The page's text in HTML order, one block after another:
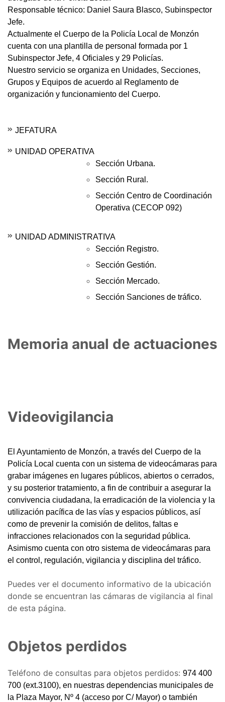
Responsable técnico: Daniel Saura Blasco, Subinspector
Jefe.
Actualmente el Cuerpo de la Policía Local de Monzón
cuenta con una plantilla de personal formada por 1
Subinspector Jefe, 4 Oficiales y 29 Policías.
Nuestro servicio se organiza en Unidades, Secciones,
Grupos y Equipos de acuerdo al Reglamento de
organización y funcionamiento del Cuerpo.
JEFATURA
UNIDAD OPERATIVA
Sección Urbana.
Sección Rural.
Sección Centro de Coordinación
Operativa (CECOP 092)
UNIDAD ADMINISTRATIVA
Sección Registro.
Sección Gestión.
Sección Mercado.
Sección Sanciones de tráfico.
Memoria anual de actuaciones
Videovigilancia
El Ayuntamiento de Monzón, a través del Cuerpo de la
Policía Local cuenta con un sistema de videocámaras para
grabar imágenes en lugares públicos, abiertos o cerrados,
y su posterior tratamiento, a fin de contribuir a asegurar la
convivencia ciudadana, la erradicación de la violencia y la
utilización pacífica de las vías y espacios públicos, así
como de prevenir la comisión de delitos, faltas e
infracciones relacionados con la seguridad pública.
Asimismo cuenta con otro sistema de videocámaras para
el control, regulación, vigilancia y disciplina del tráfico.
Puedes ver el documento informativo de la ubicación
donde se encuentran las cámaras de vigilancia al final
de esta página.
Objetos perdidos
Teléfono de consultas para objetos perdidos: 974 400
700 (ext.3100), en nuestras dependencias municipales de
la Plaza Mayor, Nº 4 (acceso por C/ Mayor) o también